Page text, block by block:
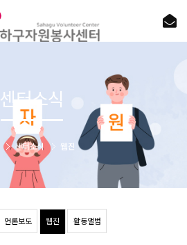
언론보도 웹진 활동앨범
센터소식 웹진
센터소식